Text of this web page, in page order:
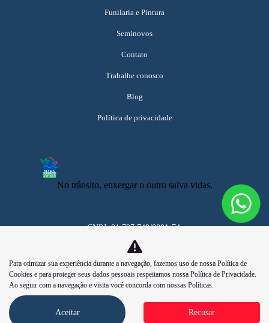
Funilaria e Pintura
Seminovos
Contato
Trabalhe conosco
Blog
Política de privacidade
No trânsito, enxergar o outro salva vidas.
CNPJ: 01.797.749/0001-74
Para otimizar sua experiência durante a navegação, fazemos uso de nossa Política de
Cookies e para proteger seus dados pessoais respeitamos nossa Política de Privacidade.
Ao seguir com a navegação e visita você concorda com nossas Políticas.
Aceitar Recusar